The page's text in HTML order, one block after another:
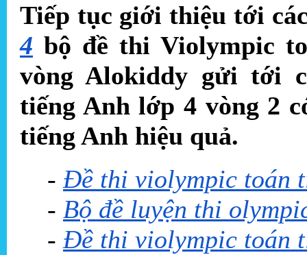
Tiếp tục giới thiệu tới
4 bộ đề thi Violympic
vòng Alokiddy gửi tới
tiếng Anh lớp 4 vòng 2
tiếng Anh hiệu quả.
- Đề thi violympic toán
- Bộ đề luyện thi
- Đề thi violympic toán